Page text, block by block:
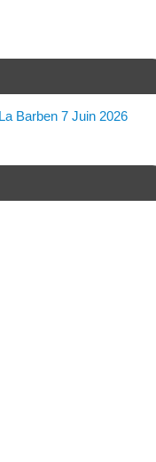
Barben 7 Juin 2026